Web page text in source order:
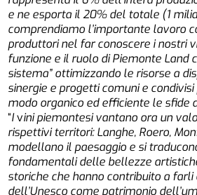
e ne esporta il 20% del totale (1
comprendiamo l’importante lavoro
produttori nel far conoscere i nostri
funzione e il ruolo di Piemonte Land
sistema” ottimizzando le risorse a
sinergie e progetti comuni e
modo organico ed efficiente le sfide
“Ivini piemontesi vantano ora un
rispettivi territori: Langhe, Roero,
modellano il paesaggio e si
fondamentali delle bellezze
storiche che hanno contribuito a
dell’Unesco come patrimonio